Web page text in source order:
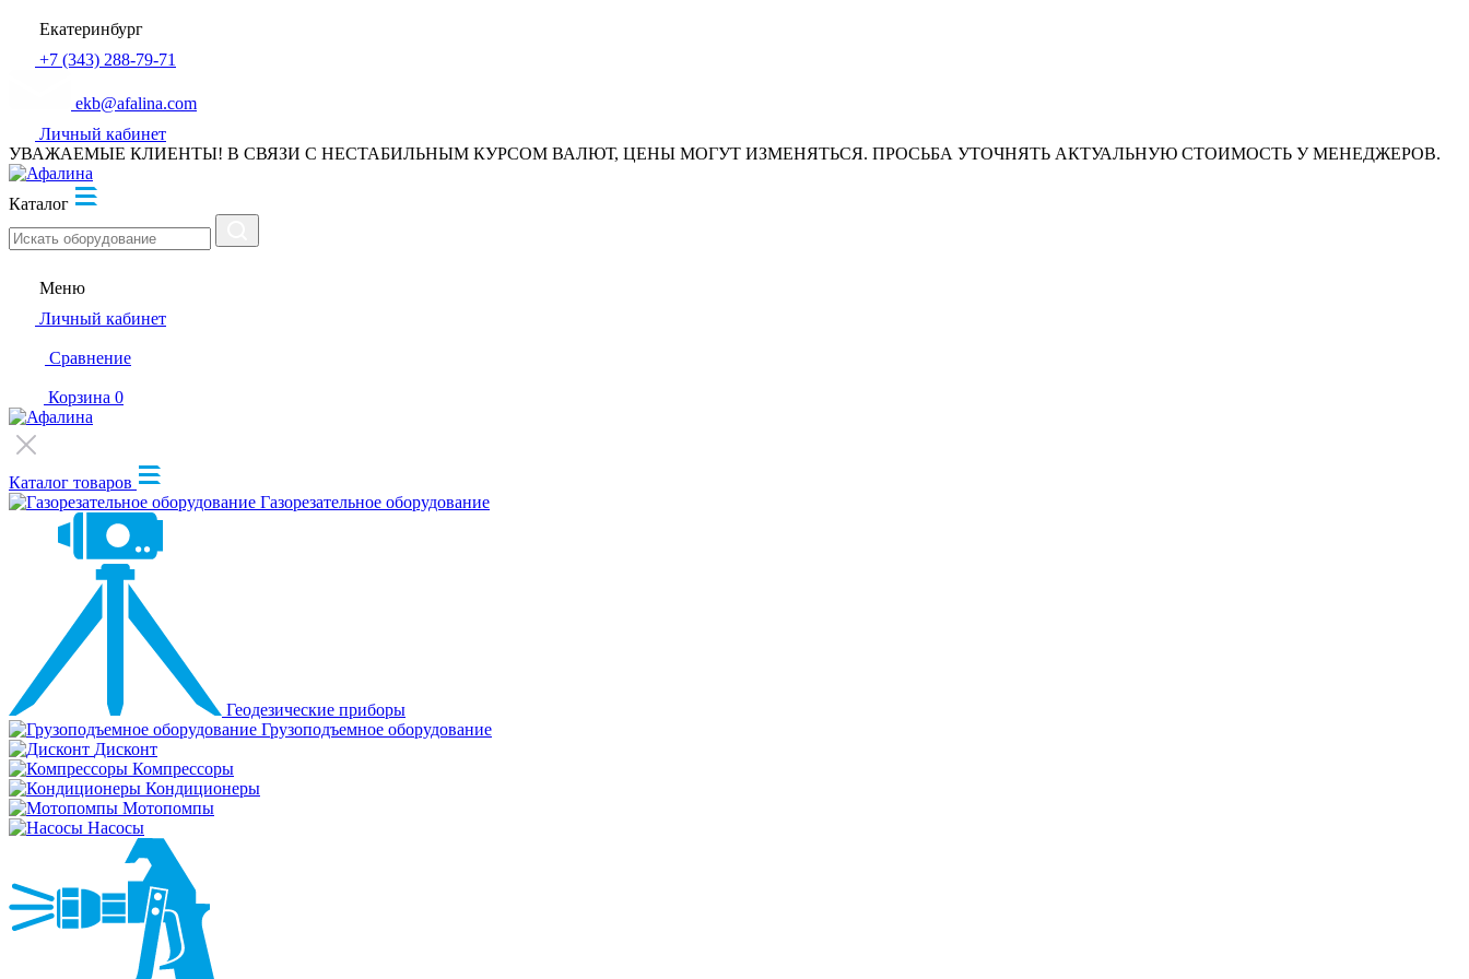
Екатеринбург
+7 (343) 288-79-71
ekb@afalina.com
Личный кабинет
УВАЖАЕМЫЕ КЛИЕНТЫ! В СВЯЗИ С НЕСТАБИЛЬНЫМ КУРСОМ ВАЛЮТ, ЦЕНЫ МОГУТ ИЗМЕНЯТЬСЯ. ПРОСЬБА УТОЧНЯТЬ АКТУАЛЬНУЮ СТОИМОСТЬ У МЕНЕДЖЕРОВ.
Каталог
Меню
Личный кабинет
Сравнение
Корзина 0
Каталог товаров
Газорезательное оборудование
Геодезические приборы
Грузоподъемное оборудование
Дисконт
Компрессоры
Кондиционеры
Мотопомпы
Насосы